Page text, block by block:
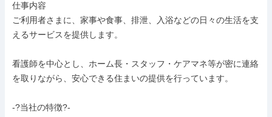
仕事内容
ご利用者さまに、家事や食事、排泄、入浴などの日々の生活を支
えるサービスを提供します。
看護師を中心とし、ホーム長・スタッフ・ケアマネ等が密に連絡
を取りながら、安心できる住まいの提供を行っています。
-?当社の特徴?-